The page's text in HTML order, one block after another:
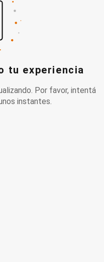
tu experiencia
Por favor, intentá
instantes.